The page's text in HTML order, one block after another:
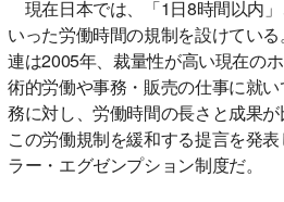
現在日本では、「1日8時間以内
いった労働時間の規制を設けてい
連は2005年、裁量性が高い現在の
術的労働や事務・販売の仕事に就
務に対し、労働時間の長さと成果が
この労働規制を緩和する提言を発
ラー・エグゼンプション制度だ。